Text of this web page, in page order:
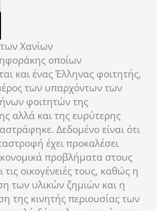
Χανίων
οποίων
και ένας Έλληνας φοιτητής,
των υπαρχόντων των
φοιτητών της
αλλά και της ευρύτερης
Δεδομένο είναι ότι
έχει προκαλέσει
προβλήματα στους
τις οικογένειές τους, καθώς η
των υλικών ζημιών και η
της κινητής περιουσίας των